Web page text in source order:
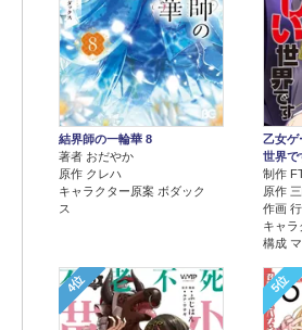
結界師の一輪華 8
著者 おだやか
原作 クレハ
キャラクター原案 ボダック
ス
乙女ゲ
世界
制作
原作
作画
キャラ
構成
4位 5位